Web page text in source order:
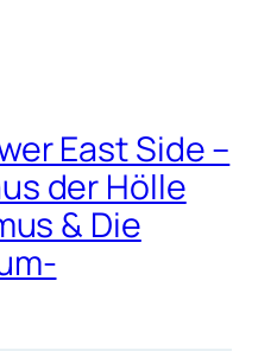
East Side –
der Hölle
& Die